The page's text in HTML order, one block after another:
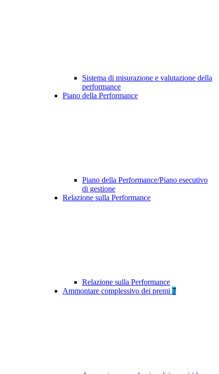
Sistema di misurazione e valutazione della
performance
Piano della Performance
Piano della Performance/Piano esecutivo
di gestione
Relazione sulla Performance
Relazione sulla Performance
Ammontare complessivo dei premi 7